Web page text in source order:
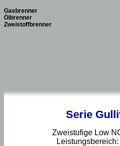
Gasbrenner
Ölbrenner
Zweistoffbrenner
Serie
Zweistufige Low